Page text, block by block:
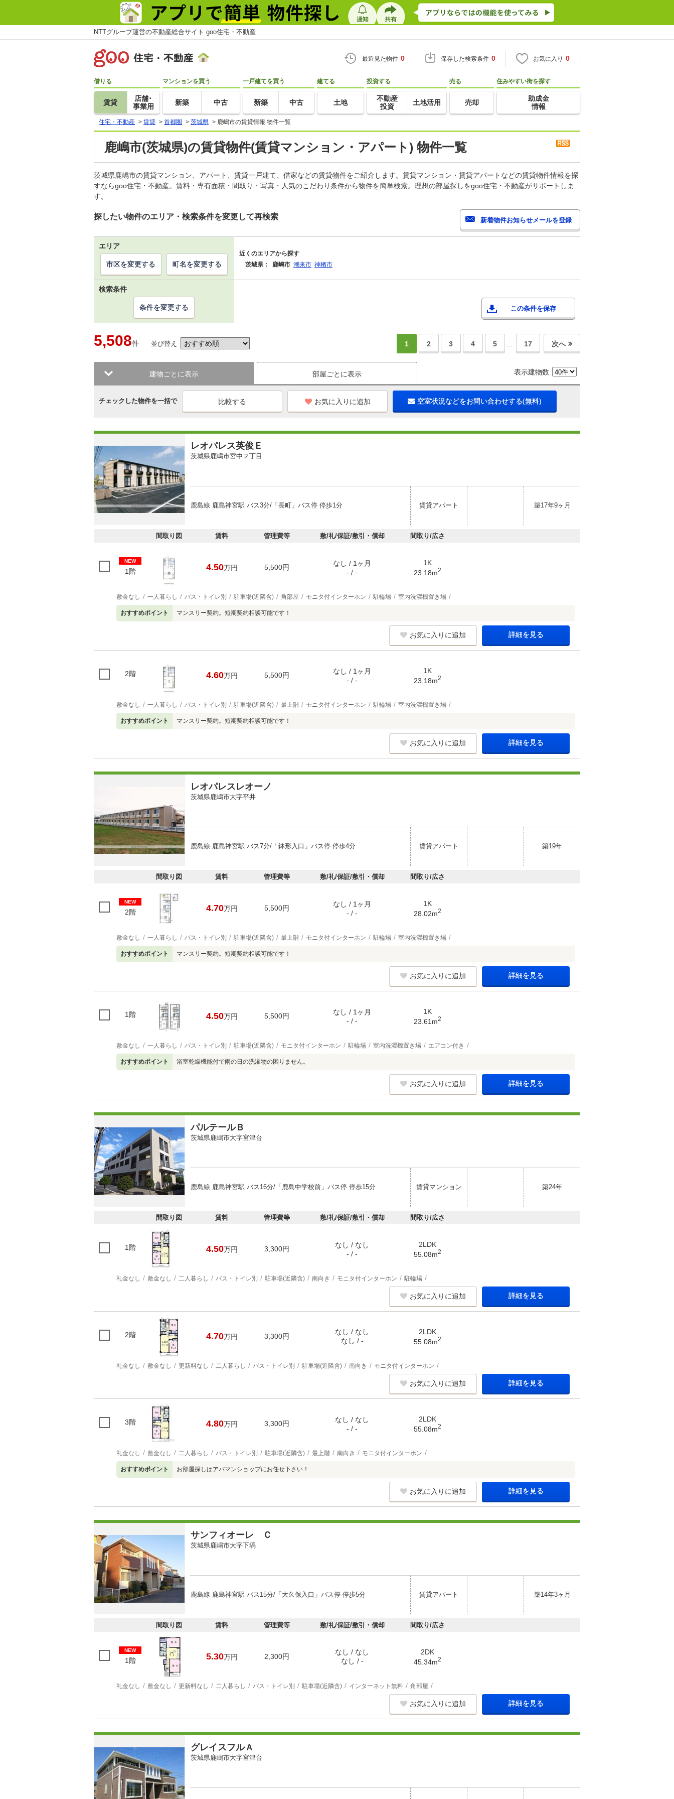
NTTグループ運営の不動産総合サイト goo住宅・不動産
最近見た物件 0 保存した検索条件 0 お気に入り 0
借りる
賃貸
店舗･
事業用
マンションを買う
新築 中古
一戸建てを買う
新築 中古
建てる
土地
投資する
不動産
投資
土地活用
売る
売却
住みやすい街を探す
助成金
情報
住宅・不動産 > 賃貸 > 首都圏 > 茨城県 > 鹿嶋市の賃貸情報 物件一覧
鹿嶋市(茨城県)の賃貸物件(賃貸マンション・アパート) 物件一覧
茨城県鹿嶋市の賃貸マンション、アパート、賃貸一戸建て、借家などの賃貸物件をご紹介します。賃貸マンション・賃貸アパートなどの賃貸物件情報を探
すならgoo住宅・不動産。賃料・専有面積・間取り・写真・人気のこだわり条件から物件を簡単検索。理想の部屋探しをgoo住宅・不動産がサポートしま
す。
探したい物件のエリア・検索条件を変更して再検索
エリア
近くのエリアから探す
茨城県：
鹿嶋市 潮来市 神栖市
市区を変更する 町名を変更する
検索条件
この条件を保存
条件を変更する
5,508件 並び替え 1 2 3 4 5 … 17 次へ
建物ごとに表示 部屋ごとに表示 表示建物数
チェックした物件を一括で お気に入りに追加 空室状況などをお問い合わせする(無料)
レオパレス英俊Ｅ
茨城県鹿嶋市宮中２丁目
鹿島線 鹿島神宮駅 バス3分/「長町」バス停 停歩1分 賃貸アパート 築17年9ヶ月
間取り図 賃料 管理費等 敷/礼/保証/敷引・償却 間取り/広さ
NEW
1階 4.50万円 5,500円
なし / 1ヶ月
- / -
1K
23.18m2
敷金なし 一人暮らし バス・トイレ別 駐車場(近隣含) 角部屋 モニタ付インターホン 駐輪場 室内洗濯機置き場
おすすめポイント マンスリー契約。短期契約相談可能です！
お気に入りに追加 詳細を見る
2階 4.60万円 5,500円
なし / 1ヶ月
- / -
1K
23.18m2
敷金なし 一人暮らし バス・トイレ別 駐車場(近隣含) 最上階 モニタ付インターホン 駐輪場 室内洗濯機置き場
おすすめポイント マンスリー契約。短期契約相談可能です！
お気に入りに追加 詳細を見る
レオパレスレオーノ
茨城県鹿嶋市大字平井
鹿島線 鹿島神宮駅 バス7分/「鉢形入口」バス停 停歩4分 賃貸アパート 築19年
間取り図 賃料 管理費等 敷/礼/保証/敷引・償却 間取り/広さ
NEW
2階 4.70万円 5,500円
なし / 1ヶ月
- / -
1K
28.02m2
敷金なし 一人暮らし バス・トイレ別 駐車場(近隣含) 最上階 モニタ付インターホン 駐輪場 室内洗濯機置き場
おすすめポイント マンスリー契約。短期契約相談可能です！
お気に入りに追加 詳細を見る
1階 4.50万円 5,500円
なし / 1ヶ月
- / -
1K
23.61m2
敷金なし 一人暮らし バス・トイレ別 駐車場(近隣含) モニタ付インターホン 駐輪場 室内洗濯機置き場 エアコン付き
おすすめポイント 浴室乾燥機能付で雨の日の洗濯物の困りません。
お気に入りに追加 詳細を見る
パルテールＢ
茨城県鹿嶋市大字宮津台
鹿島線 鹿島神宮駅 バス16分/「鹿島中学校前」バス停 停歩15分 賃貸マンション 築24年
間取り図 賃料 管理費等 敷/礼/保証/敷引・償却 間取り/広さ
1階 4.50万円 3,300円
なし / なし
- / -
2LDK
55.08m2
礼金なし 敷金なし 二人暮らし バス・トイレ別 駐車場(近隣含) 南向き モニタ付インターホン 駐輪場
お気に入りに追加 詳細を見る
2階 4.70万円 3,300円
なし / なし
なし / -
2LDK
55.08m2
礼金なし 敷金なし 更新料なし 二人暮らし バス・トイレ別 駐車場(近隣含) 南向き モニタ付インターホン
お気に入りに追加 詳細を見る
3階 4.80万円 3,300円
なし / なし
- / -
2LDK
55.08m2
礼金なし 敷金なし 二人暮らし バス・トイレ別 駐車場(近隣含) 最上階 南向き モニタ付インターホン
おすすめポイント お部屋探しはアパマンショップにお任せ下さい！
お気に入りに追加 詳細を見る
サンフィオーレ Ｃ
茨城県鹿嶋市大字下塙
鹿島線 鹿島神宮駅 バス15分/「大久保入口」バス停 停歩5分 賃貸アパート 築14年3ヶ月
間取り図 賃料 管理費等 敷/礼/保証/敷引・償却 間取り/広さ
NEW
1階 5.30万円 2,300円
なし / なし
なし / -
2DK
45.34m2
礼金なし 敷金なし 更新料なし 二人暮らし バス・トイレ別 駐車場(近隣含) インターネット無料 角部屋
お気に入りに追加 詳細を見る
グレイスフルＡ
茨城県鹿嶋市大字宮津台